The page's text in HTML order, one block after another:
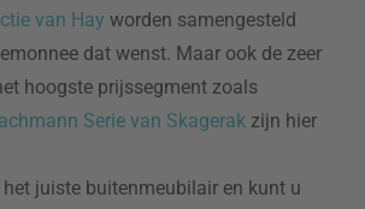
van Hay worden samengesteld
dat wenst. Maar ook de zeer
hoogste prijssegment zoals
Serie van Skagerak zijn hier
juiste buitenmeubilair en kunt u